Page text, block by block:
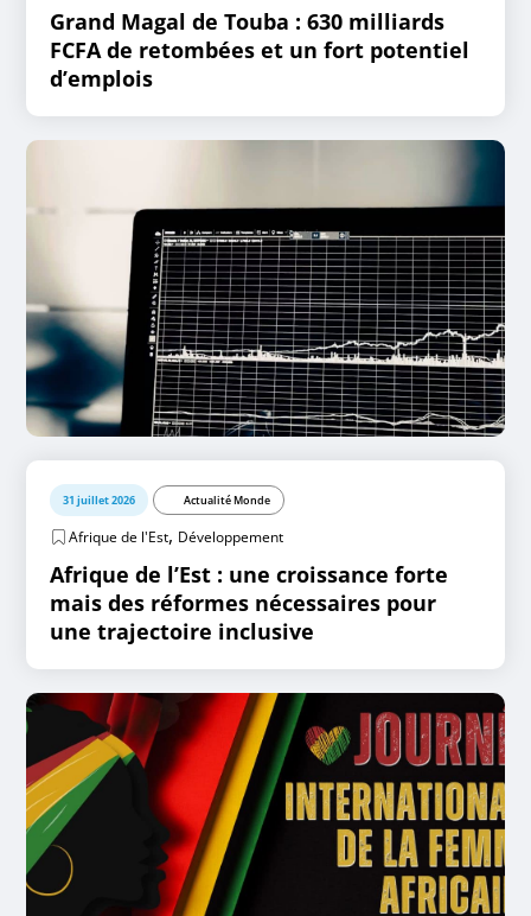
Grand Magal de Touba : 630 milliards
FCFA de retombées et un fort potentiel
d’emplois
31 juillet 2026 Actualité Monde
Afrique de l'Est, Développement
Afrique de l’Est : une croissance forte
mais des réformes nécessaires pour
une trajectoire inclusive